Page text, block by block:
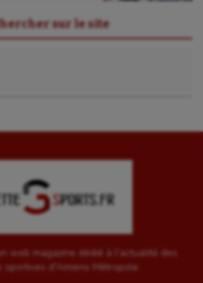
sur le site
web magazine dédié à l'actualité des
sportives d'Amiens Métropole.